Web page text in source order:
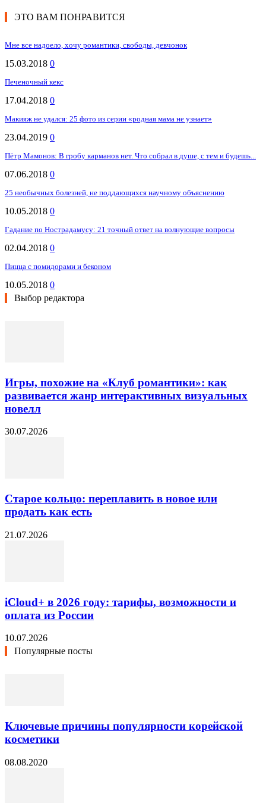
ЭТО ВАМ ПОНРАВИТСЯ
Мне все надоело, хочу романтики, свободы, девчонок
15.03.2018 0
Печеночный кекс
17.04.2018 0
Макияж не удался: 25 фото из серии «родная мама не узнает»
23.04.2019 0
Пётр Мамонов: В гробу карманов нет. Что собрал в душе, с тем и будешь...
07.06.2018 0
25 необычных болезней, не поддающихся научному объяснению
10.05.2018 0
Гадание по Нострадамусу: 21 точный ответ на волнующие вопросы
02.04.2018 0
Пицца с помидорами и беконом
10.05.2018 0
Выбор редактора
Игры, похожие на «Клуб романтики»: как
развивается жанр интерактивных визуальных
новелл
30.07.2026
Старое кольцо: переплавить в новое или
продать как есть
21.07.2026
iCloud+ в 2026 году: тарифы, возможности и
оплата из России
10.07.2026
Популярные посты
Ключевые причины популярности корейской
косметики
08.08.2020